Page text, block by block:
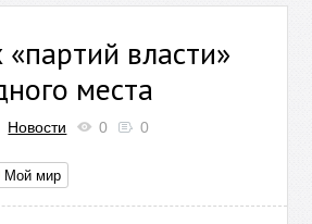
власти»
места
Новости 0 0
Мой мир